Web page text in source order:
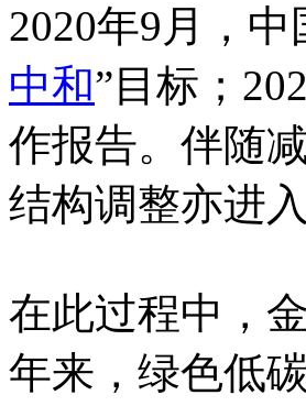
2020年9月，中
中和”目标；
作报告。伴随
结构调整亦进
在此过程中，
年来，绿色低